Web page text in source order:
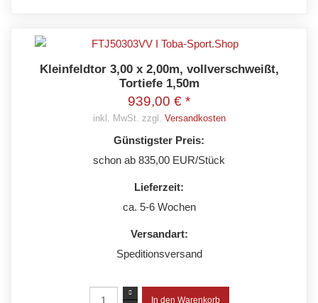
Kleinfeldtor 3,00 x 2,00m, vollverschweißt,
Tortiefe 1,50m
939,00 € *
inkl. MwSt. zzgl. Versandkosten
Günstigster Preis:
schon ab 835,00 EUR/Stück
Lieferzeit:
ca. 5-6 Wochen
Versandart:
Speditionsversand